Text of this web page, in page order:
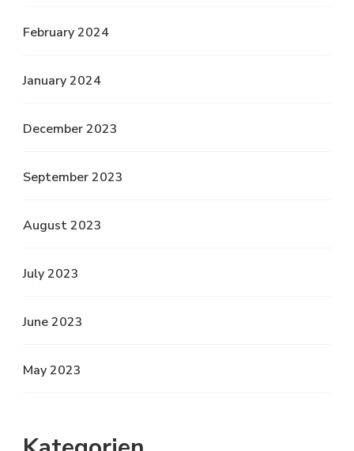
February 2024
January 2024
December 2023
September 2023
August 2023
July 2023
June 2023
May 2023